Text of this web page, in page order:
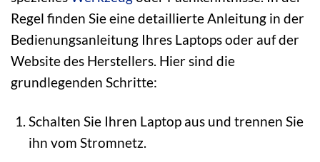
Regel finden Sie eine detaillierte Anleitung in der
Bedienungsanleitung Ihres Laptops oder auf der
Website des Herstellers. Hier sind die
grundlegenden Schritte:
Schalten Sie Ihren Laptop aus und trennen Sie
ihn vom Stromnetz.